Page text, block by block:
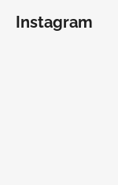
Instagram